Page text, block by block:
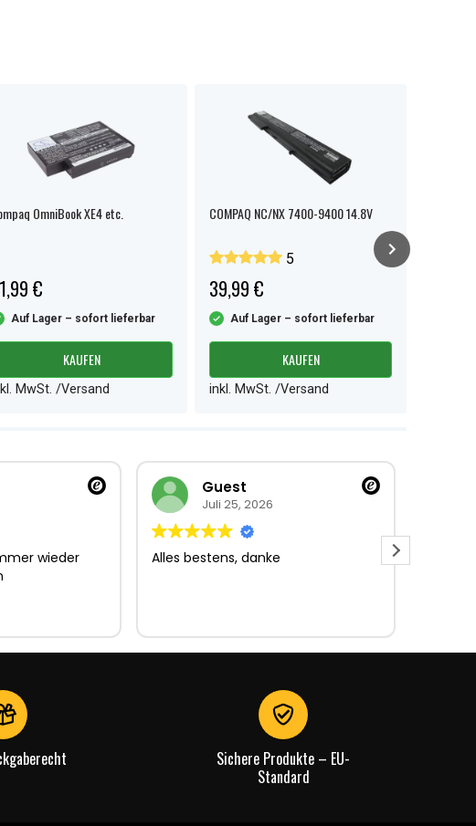
OmniBook XE4 etc.
€
Auf Lager – sofort lieferbar
KAUFEN
MwSt. /Versand
COMPAQ NC/NX 7400-9400 14.8V
5
39,99 €
Auf Lager – sofort lieferbar
KAUFEN
inkl. MwSt. /Versand
wieder
Guest
Juli 25, 2026
Alles bestens, danke
Sichere Produkte – EU-
Standard